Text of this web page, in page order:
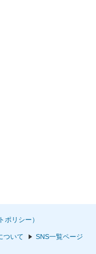
ポリシー）
ついて SNS一覧ページ